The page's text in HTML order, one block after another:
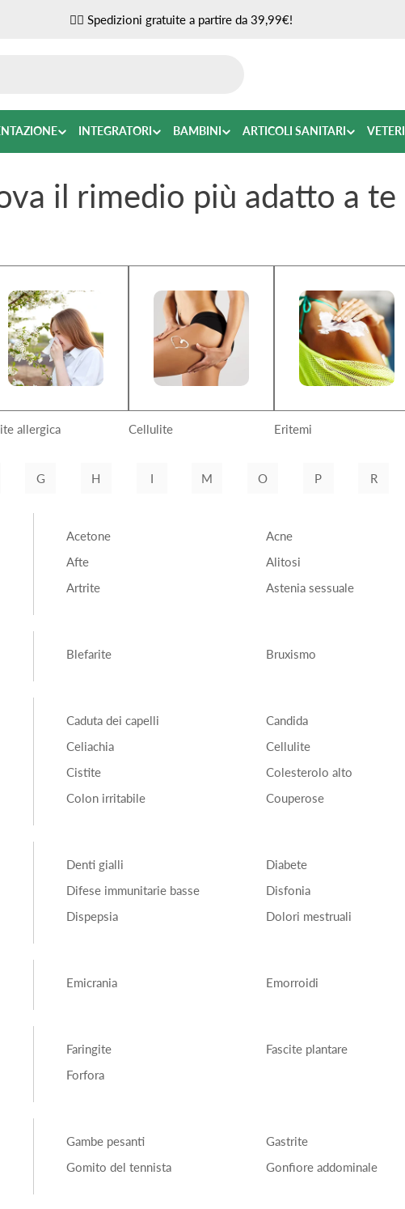
✌🏼 Spedizioni gratuite a partire da 39,99€!
INTEGRATORI BAMBINI ARTICOLI SANITARI
il rimedio più adatto a te
allergica Cellulite Eritemi
G H I M O P R
Acetone Acne
Afte
Alitosi
Artrite
Astenia sessuale
Blefarite Bruxismo
Caduta dei capelli Candida
Celiachia
Cellulite
Cistite
Colesterolo alto
Colon irritabile
Couperose
Denti gialli Diabete
Difese immunitarie basse
Disfonia
Dispepsia
Dolori mestruali
Emicrania Emorroidi
Faringite Fascite plantare
Forfora
Gambe pesanti Gastrite
Gomito del tennista
Gonfiore addominale